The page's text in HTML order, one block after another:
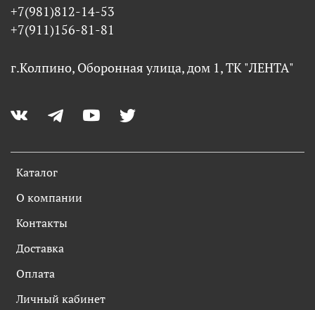
Каталог
О компании
Контакты
Доставка
Оплата
Личный кабинет
+7(981)812-14-53
+7(911)156-81-81
г.Колпино, Оборонная улица, дом 1, ТК "ЛЕНТА"